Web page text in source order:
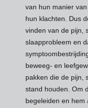
van hun manier
hun klachten. Dus
vinden van de pijn,
slaapprobleem en
beweeg- en
pakken die de pijn,
stand houden. Om
begeleiden en hem